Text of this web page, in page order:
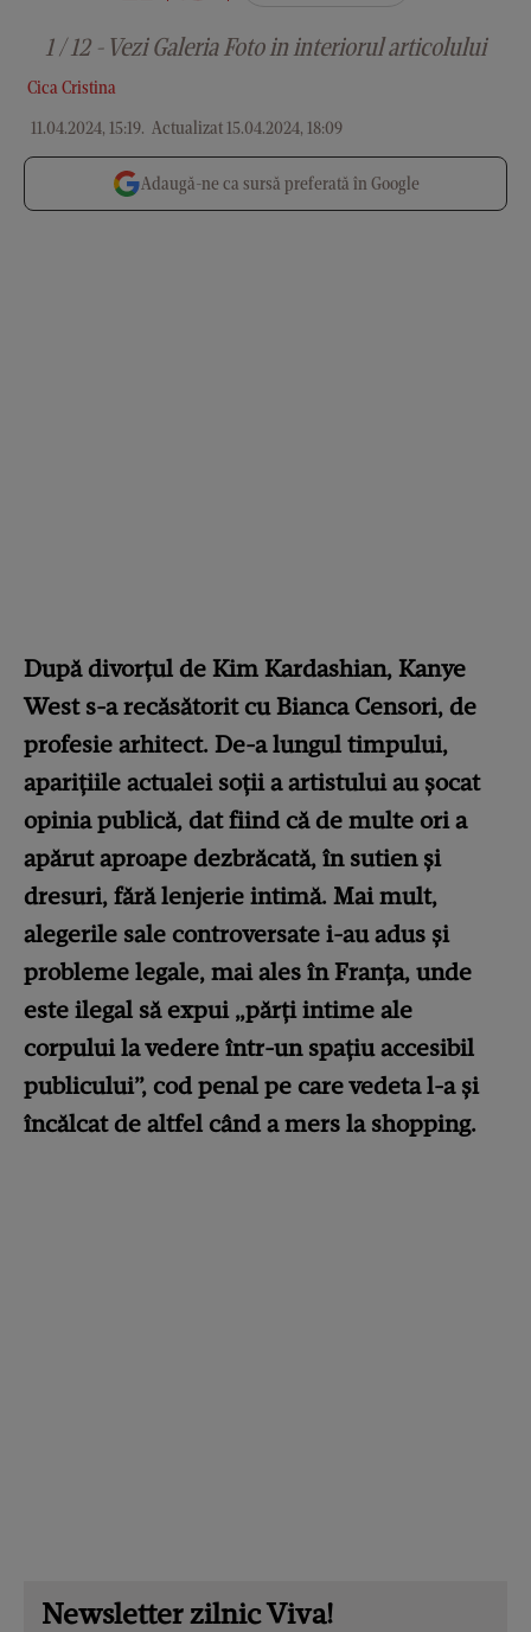
Cica Cristina
11.04.2024, 15:19. Actualizat 15.04.2024, 18:09
1 / 12 - Vezi Galeria Foto in interiorul articolului
Adaugă-ne ca sursă preferată în Google
După divorțul de Kim Kardashian, Kanye
West s-a recăsătorit cu Bianca Censori, de
profesie arhitect. De-a lungul timpului,
aparițiile actualei soții a artistului au șocat
opinia publică, dat fiind că de multe ori a
apărut aproape dezbrăcată, în sutien și
dresuri, fără lenjerie intimă. Mai mult,
alegerile sale controversate i-au adus și
probleme legale, mai ales în Franța, unde
este ilegal să expui „părți intime ale
corpului la vedere într-un spațiu accesibil
publicului”, cod penal pe care vedeta l-a și
încălcat de altfel când a mers la shopping.
Newsletter zilnic Viva!